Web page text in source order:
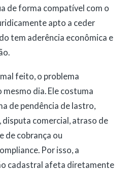
de forma compatível com o
apto a ceder
tem aderência econômica e
feito, o problema
dia. Ele costuma
de pendência de lastro,
comercial, atraso de
de cobrança ou
Por isso, a
cadastral afeta diretamente